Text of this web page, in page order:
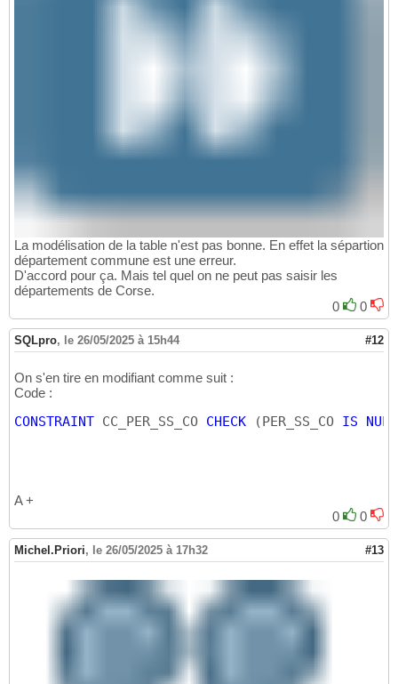
La modélisation de la table n'est pas bonne. En effet la sépartion
département commune est une erreur.
D'accord pour ça. Mais tel quel on ne peut pas saisir les
départements de Corse.
0
0
SQLpro, le 26/05/2025 à 15h44 #12
On s'en tire en modifiant comme suit :
Code :
CONSTRAINT CC_PER_SS_CO CHECK (PER_SS_CO IS NULL
A +
0
0
Michel.Priori, le 26/05/2025 à 17h32 #13